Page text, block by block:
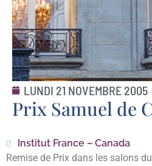
LUNDI 21 NOVEMBRE 2005
Prix Samuel de
Institut France – Canada
Remise de Prix dans les salons